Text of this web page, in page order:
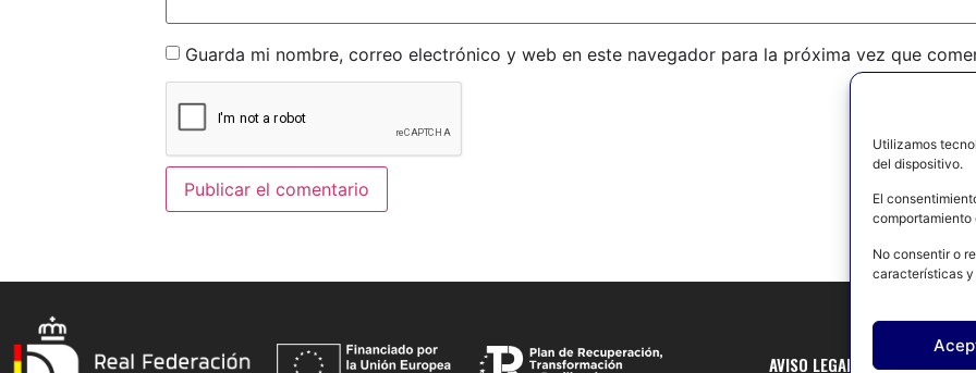
Utilizamos
del dispositivo.
El
comportamiento
No consentir o
características y
Guarda mi nombre, correo electrónico y web en este navegador para la próxima vez que
AVISO LEGAL POLÍTICA DE